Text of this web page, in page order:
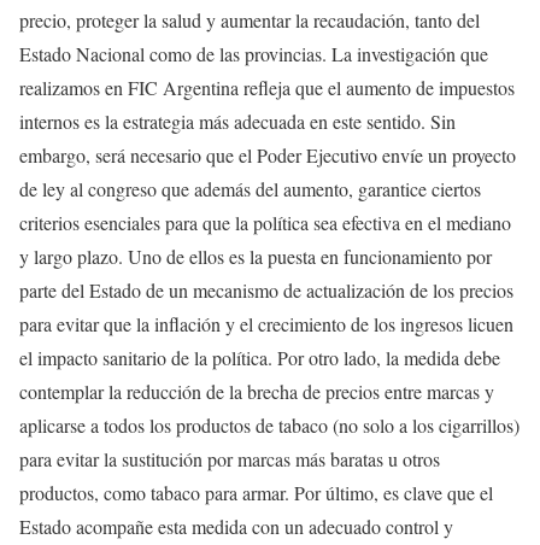
precio, proteger la salud y aumentar la recaudación, tanto del
Estado Nacional como de las provincias. La investigación que
realizamos en FIC Argentina refleja que el aumento de impuestos
internos es la estrategia más adecuada en este sentido. Sin
embargo, será necesario que el Poder Ejecutivo envíe un proyecto
de ley al congreso que además del aumento, garantice ciertos
criterios esenciales para que la política sea efectiva en el mediano
y largo plazo. Uno de ellos es la puesta en funcionamiento por
parte del Estado de un mecanismo de actualización de los precios
para evitar que la inflación y el crecimiento de los ingresos licuen
el impacto sanitario de la política. Por otro lado, la medida debe
contemplar la reducción de la brecha de precios entre marcas y
aplicarse a todos los productos de tabaco (no solo a los cigarrillos)
para evitar la sustitución por marcas más baratas u otros
productos, como tabaco para armar. Por último, es clave que el
Estado acompañe esta medida con un adecuado control y